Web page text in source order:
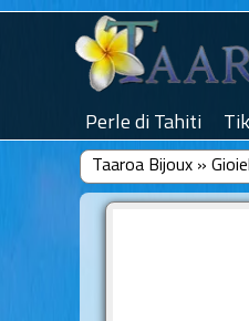
Perle di Tahiti
Taaroa Bijoux»